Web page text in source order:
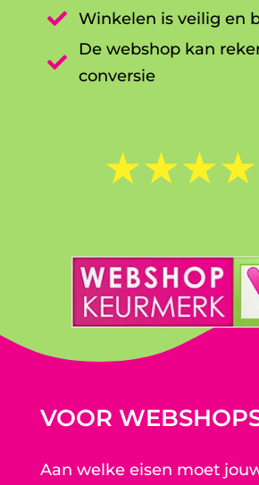

Winkelen is veilig en

De webshop kan
conversie
☆☆☆☆
VOOR
Aan welke eisen moet